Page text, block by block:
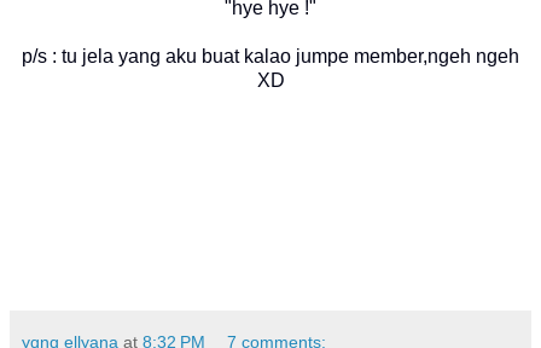
"hye hye !"
p/s : tu jela yang aku buat kalao jumpe member,ngeh ngeh
XD
yqnq ellyana at 8:32 PM 7 comments: